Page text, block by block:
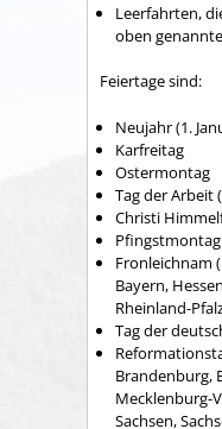
Leerfahrten,
oben
Feiertage sind:
Neujahr (1.
Karfreitag
Ostermontag
Tag der Arbeit
Christi
Pfingstmontag
Fronleichnam
Bayern,
Rheinland-
Tag der
Brandenburg,
Mecklenburg-
Sachsen,